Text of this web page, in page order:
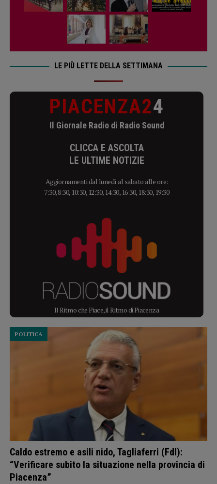
LE PIÙ LETTE DELLA SETTIMANA
PIACENZA24
Il Giornale Radio di Radio Sound
CLICCA E ASCOLTA
LE ULTIME NOTIZIE
Aggiornamenti dal lunedì al sabato alle ore:
7:30, 8:30, 10:30, 12:30, 14:30, 16:30, 18:30, 19:30
Il Ritmo che Piace, il Ritmo di Piacenza
Caldo estremo e asili nido, Tagliaferri (FdI):
“Verificare subito la situazione nella provincia di
Piacenza”
POLITICA